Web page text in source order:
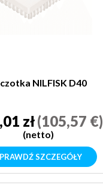
NILFISK D40
zł(105,57 €)
(netto)
SZCZEGÓŁY